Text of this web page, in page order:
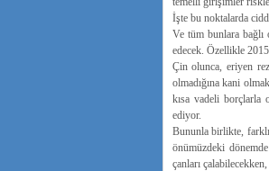
İşte bu noktalarda
Ve tüm bunlara bağlı
edecek. Özellikle
Çin olunca, eriyen
olmadığına kani
kısa vadeli borçlarla
ediyor.
Bununla birlikte,
önümüzdeki
çanları